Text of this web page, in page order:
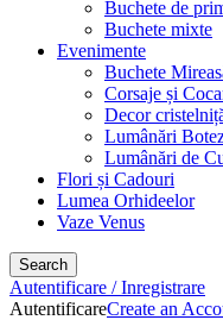
Buchete de
Buchete mixte
Evenimente
Buchete
Corsaje și
Decor
Lumânări
Lumânări de
Flori și Cadouri
Lumea Orhideelor
Vaze Venus
Search
Autentificare / Inregistrare
AutentificareCreate an